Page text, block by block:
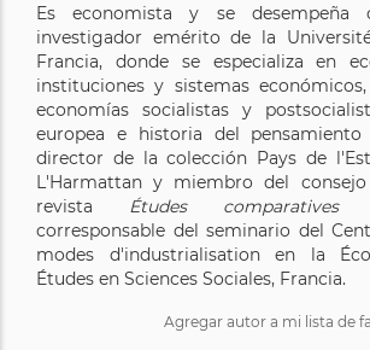
Es economista y se desempeña
investigador emérito de la
Francia, donde se especializa en
instituciones y sistemas
economías socialistas y
europea e historia del pensamiento
director de la colección Pays de
L'Harmattan y miembro del
revista Études comparatives
corresponsable del seminario del
modes d'industrialisation en la
Études en Sciences Sociales, Francia.
Agregar autor a mi lista de